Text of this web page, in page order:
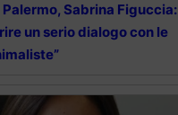
Sabrina Figuccia:
un serio dialogo con le